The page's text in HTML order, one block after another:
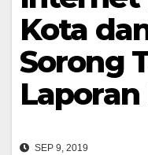
Kota
Sorong
SEP 9, 2019